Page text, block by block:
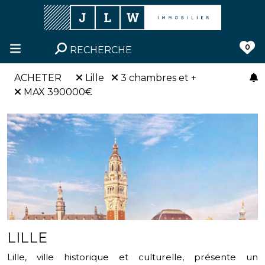
RECHERCHE 0
ACHETER Lille
3 chambres et +
MAX 390000€
LILLE
Lille, ville historique et culturelle, présente un